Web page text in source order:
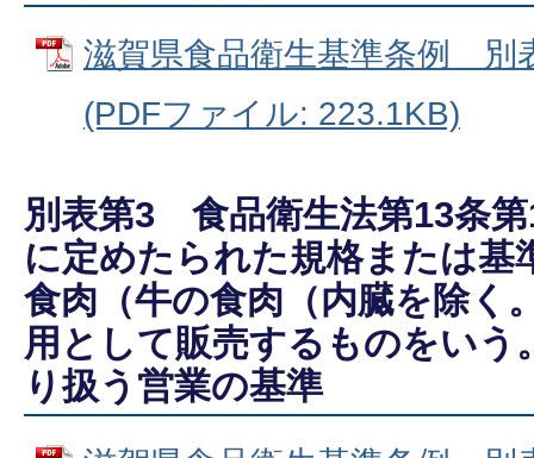
滋賀県食品衛生基準条例 別
(PDFファイル: 223.1KB)
別表第3 食品衛生法第13条
に定めたられた規格または基
食肉（牛の食肉（内臓を除く
用として販売するものをいう
り扱う営業の基準